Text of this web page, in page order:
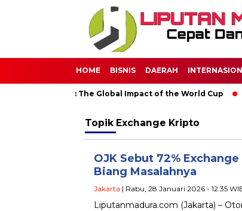
HOME BISNIS DAERAH
Soccer: The Global Impact of the World Cup
Topik Exchange Kripto
OJK Sebut 72%
Biang Masalahnya
Jakarta | Rabu, 28 Januari 2026 - 12:35
Liputanmadura.com (Jakarta) –